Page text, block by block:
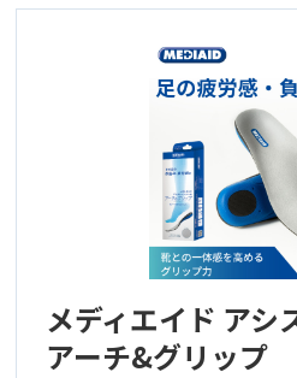
メディエイド アシ
アーチ&グリップ